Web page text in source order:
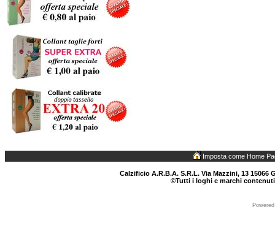
Imposta come Home
Calzificio A.R.B.A. S.R.L. Via Mazzini, 13 15066
©Tutti i loghi e marchi